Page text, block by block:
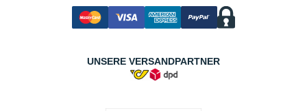
UNSERE VERSANDPARTNER